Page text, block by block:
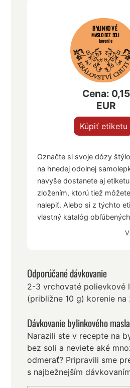
BYLINKOVÉ
MASLO BEZ SOLI
korenie
Cena: 0,15
EUR
Kúpiť etiketu
Označte si svoje dózy
na hnedej odolnej
navyše dostanete aj
zložením, ktorú tiež
nalepiť. Alebo si z týchto
vlastný katalóg
Odporúčané dávkovanie
2-3 vrchovaté polievkové
(približne 10 g) korenie na
Dávkovanie bylinkového
Narazili ste v recepte na
bez soli a neviete aké
odmerať? Pripravili sme
s najbežnejším